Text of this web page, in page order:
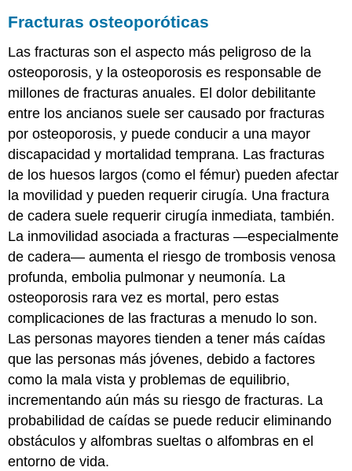
Fracturas osteoporóticas
Las fracturas son el aspecto más peligroso de la
osteoporosis, y la osteoporosis es responsable de
millones de fracturas anuales. El dolor debilitante
entre los ancianos suele ser causado por fracturas
por osteoporosis, y puede conducir a una mayor
discapacidad y mortalidad temprana. Las fracturas
de los huesos largos (como el fémur) pueden afectar
la movilidad y pueden requerir cirugía. Una fractura
de cadera suele requerir cirugía inmediata, también.
La inmovilidad asociada a fracturas —especialmente
de cadera— aumenta el riesgo de trombosis venosa
profunda, embolia pulmonar y neumonía. La
osteoporosis rara vez es mortal, pero estas
complicaciones de las fracturas a menudo lo son.
Las personas mayores tienden a tener más caídas
que las personas más jóvenes, debido a factores
como la mala vista y problemas de equilibrio,
incrementando aún más su riesgo de fracturas. La
probabilidad de caídas se puede reducir eliminando
obstáculos y alfombras sueltas o alfombras en el
entorno de vida.